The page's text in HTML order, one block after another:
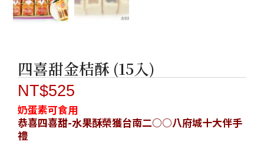
四喜甜金桔酥 (15入)
NT$525
奶蛋素可食用
恭喜四喜甜-水果酥榮獲台南二○○八府城十大伴手
禮